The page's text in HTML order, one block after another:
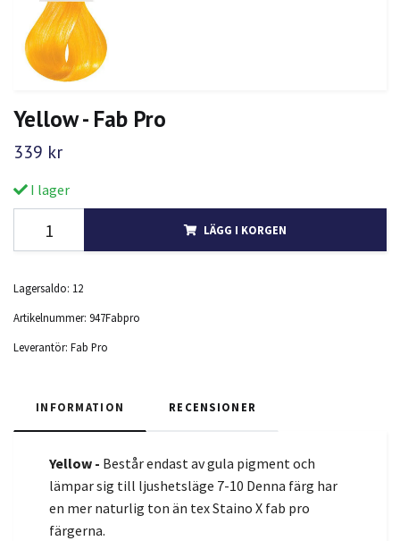
Yellow - Fab Pro
339 kr
I lager
LÄGG I KORGEN
Lagersaldo: 12
Artikelnummer: 947Fabpro
Leverantör: Fab Pro
INFORMATION RECENSIONER
Yellow - Består endast av gula pigment och
lämpar sig till ljushetsläge 7-10 Denna färg har
en mer naturlig ton än tex Staino X fab pro
färgerna.